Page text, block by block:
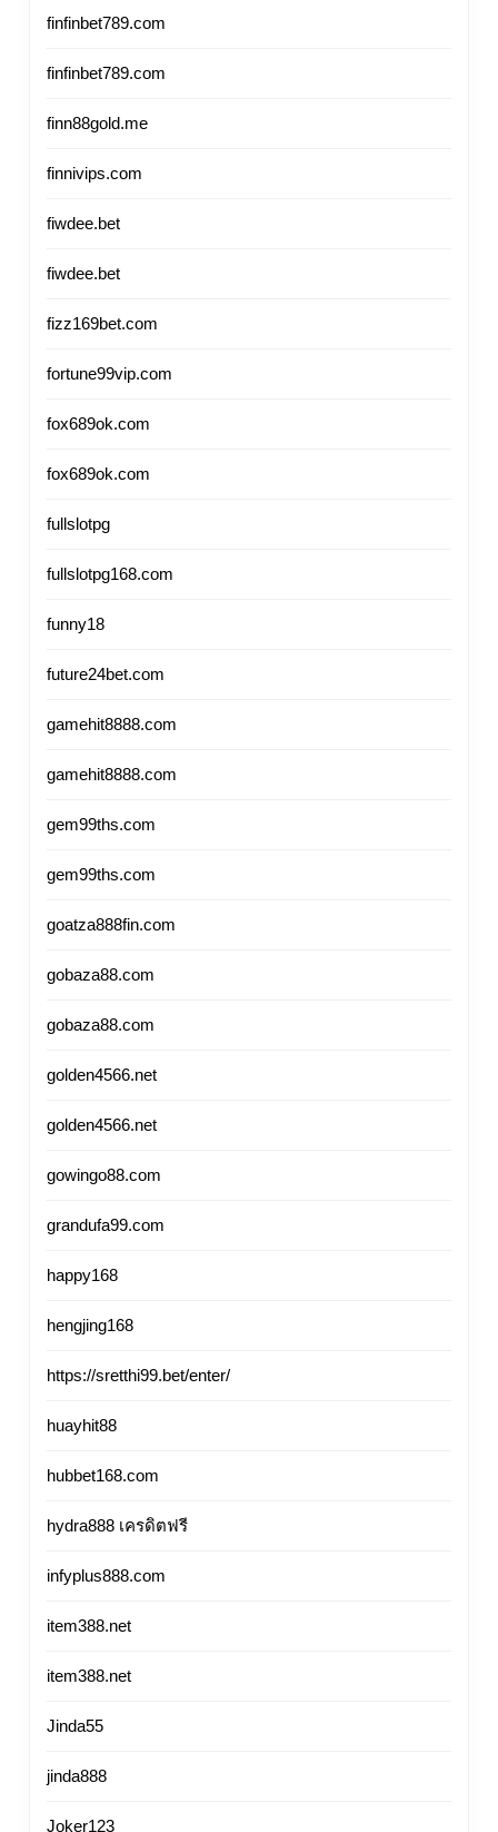
finfinbet789.com
finfinbet789.com
finn88gold.me
finnivips.com
fiwdee.bet
fiwdee.bet
fizz169bet.com
fortune99vip.com
fox689ok.com
fox689ok.com
fullslotpg
fullslotpg168.com
funny18
future24bet.com
gamehit8888.com
gamehit8888.com
gem99ths.com
gem99ths.com
goatza888fin.com
gobaza88.com
gobaza88.com
golden4566.net
golden4566.net
gowingo88.com
grandufa99.com
happy168
hengjing168
https://sretthi99.bet/enter/
huayhit88
hubbet168.com
hydra888 เครดิตฟรี
infyplus888.com
item388.net
item388.net
Jinda55
jinda888
Joker123